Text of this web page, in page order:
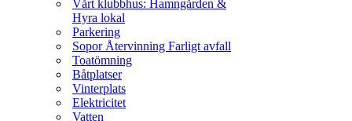
Vårt klubbhus: Hamngården &
Hyra lokal
Parkering
Sopor Återvinning Farligt avfall
Toatömning
Båtplatser
Vinterplats
Elektricitet
Vatten